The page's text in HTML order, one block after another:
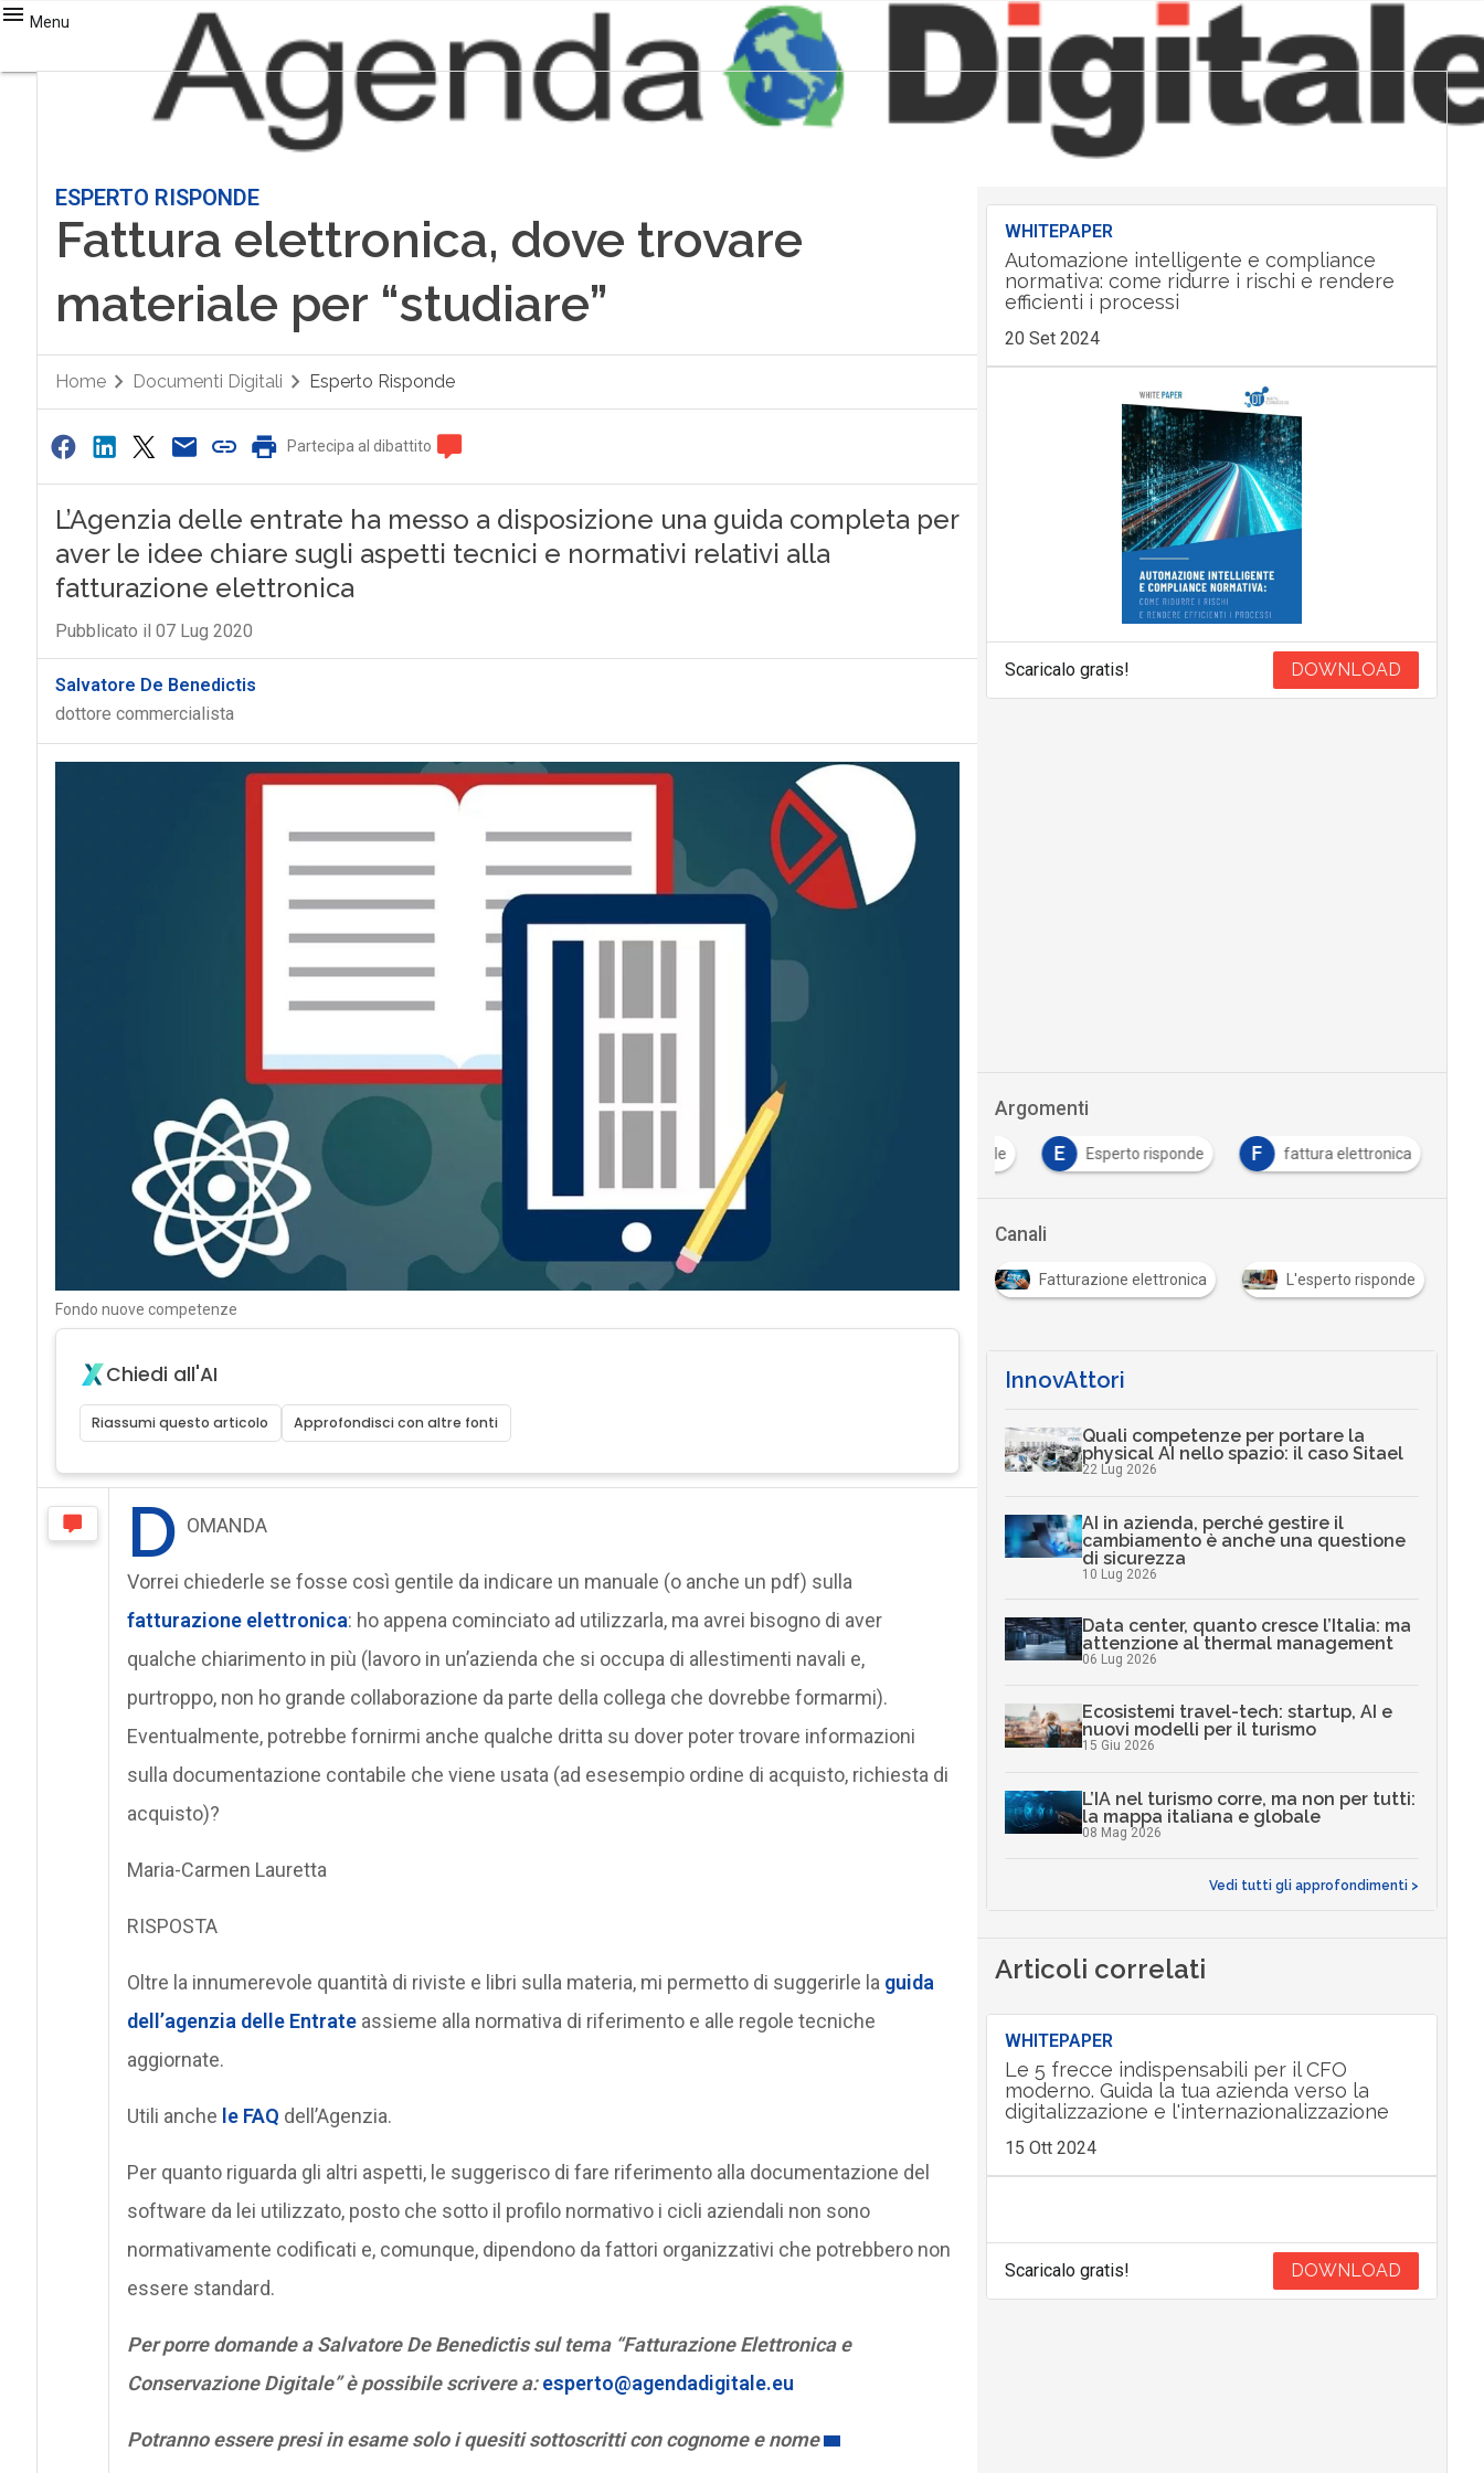
Menu
ESPERTO RISPONDE
Fattura elettronica, dove trovare
materiale per “studiare”
Home Documenti Digitali Esperto Risponde
Partecipa al dibattito
L’Agenzia delle entrate ha messo a disposizione una guida completa per
aver le idee chiare sugli aspetti tecnici e normativi relativi alla
fatturazione elettronica
Pubblicato il 07 Lug 2020
Salvatore De Benedictis
dottore commercialista
Fondo nuove competenze
Chiedi all'AI
Riassumi questo articolo Approfondisci con altre fonti
D OMANDA
Vorrei chiederle se fosse così gentile da indicare un manuale (o anche un pdf) sulla
fatturazione elettronica: ho appena cominciato ad utilizzarla, ma avrei bisogno di aver
qualche chiarimento in più (lavoro in un’azienda che si occupa di allestimenti navali e,
purtroppo, non ho grande collaborazione da parte della collega che dovrebbe formarmi).
Eventualmente, potrebbe fornirmi anche qualche dritta su dover poter trovare informazioni
sulla documentazione contabile che viene usata (ad esesempio ordine di acquisto, richiesta di
acquisto)?
Maria-Carmen Lauretta
RISPOSTA
Oltre la innumerevole quantità di riviste e libri sulla materia, mi permetto di suggerirle la guida
dell’agenzia delle Entrateassieme alla normativa di riferimento e alle regole tecniche
aggiornate.
Utili anche le FAQ dell’Agenzia.
Per quanto riguarda gli altri aspetti, le suggerisco di fare riferimento alla documentazione del
software da lei utilizzato, posto che sotto il profilo normativo i cicli aziendali non sono
normativamente codificati e, comunque, dipendono da fattori organizzativi che potrebbero non
essere standard.
Per porre domande a Salvatore De Benedictis sul tema “Fatturazione Elettronica e
Conservazione Digitale” è possibile scrivere a:esperto@agendadigitale.eu
Potranno essere presi in esame solo i quesiti sottoscritti con cognome e nome
WHITEPAPER
Automazione intelligente e compliance
normativa: come ridurre i rischi e rendere
efficienti i processi
20 Set 2024
Scaricalo gratis! DOWNLOAD
Argomenti
conservazione digitale E Esperto risponde F fattura elettronica
Canali
Fatturazione elettronica L'esperto risponde
InnovAttori
Quali competenze per portare la
physical AI nello spazio: il caso Sitael
22 Lug 2026
AI in azienda, perché gestire il
cambiamento è anche una questione
di sicurezza
10 Lug 2026
Data center, quanto cresce l’Italia: ma
attenzione al thermal management
06 Lug 2026
Ecosistemi travel-tech: startup, AI e
nuovi modelli per il turismo
15 Giu 2026
L’IA nel turismo corre, ma non per tutti:
la mappa italiana e globale
08 Mag 2026
Vedi tutti gli approfondimenti >
Articoli correlati
WHITEPAPER
Le 5 frecce indispensabili per il CFO
moderno. Guida la tua azienda verso la
digitalizzazione e l'internazionalizzazione
15 Ott 2024
Scaricalo gratis! DOWNLOAD